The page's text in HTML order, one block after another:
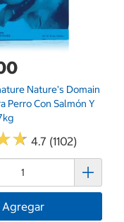
Nature's Domain
Perro Con Salmón Y
★
★ 4.7 (1102)
Agregar